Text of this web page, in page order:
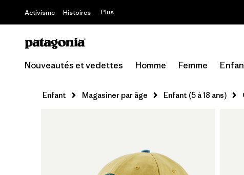
Activisme Histoires Plus
Nouveautés et vedettes Homme Femme
Enfant Magasiner par âge Enfant (5 à 18 ans)